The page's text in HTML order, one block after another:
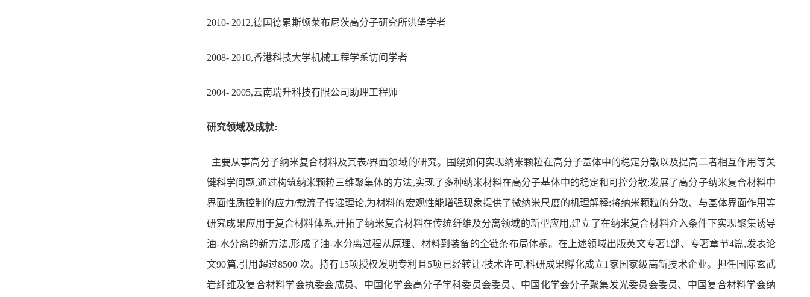
2010- 2012,德国德累斯顿莱布尼茨高分子研究所洪堡学者
2008- 2010,香港科技大学机械工程学系访问学者
2004- 2005,云南瑞升科技有限公司助理工程师
研究领域及成就:
主要从事高分子纳米复合材料及其表/界面领域的研究。围绕如何实现纳米颗粒在高分子基体中的稳定分散以及提高二者相互作用等关
键科学问题,通过构筑纳米颗粒三维聚集体的方法,实现了多种纳米材料在高分子基体中的稳定和可控分散;发展了高分子纳米复合材料中
界面性质控制的应力/载流子传递理论,为材料的宏观性能增强现象提供了微纳米尺度的机理解释;将纳米颗粒的分散、与基体界面作用等
研究成果应用于复合材料体系,开拓了纳米复合材料在传统纤维及分离领域的新型应用,建立了在纳米复合材料介入条件下实现聚集诱导
油-水分离的新方法,形成了油-水分离过程从原理、材料到装备的全链条布局体系。在上述领域出版英文专著1部、专著章节4篇,发表论
文90篇,引用超过8500 次。持有15项授权发明专利且5项已经转让/技术许可,科研成果孵化成立1家国家级高新技术企业。担任国际玄武
岩纤维及复合材料学会执委会成员、中国化学会高分子学科委员会委员、中国化学会分子聚集发光委员会委员、中国复合材料学会纳